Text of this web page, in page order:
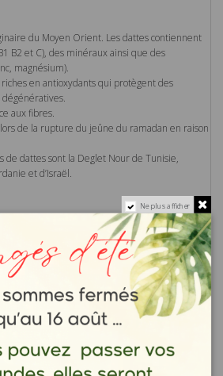
du Moyen Orient. Les dattes contiennent
B2 et C), des minéraux ainsi que des
magnésium).
en antioxydants qui protègent des
aux fibres.
de la rupture du jeûne du ramadan en raison
de dattes sont la Deglet Nour de Tunisie,
et d’Israël.
: le framboisier. C’est un délicieux petit
et peu calorique.
est un grand classique dans les pâtisseries, les
la nuit des temps, dans toutes les civilisations.
comme le "nectar des dieux". Les
vertus médicinales, on voyait en lui un élixir de
Ne plus afficher